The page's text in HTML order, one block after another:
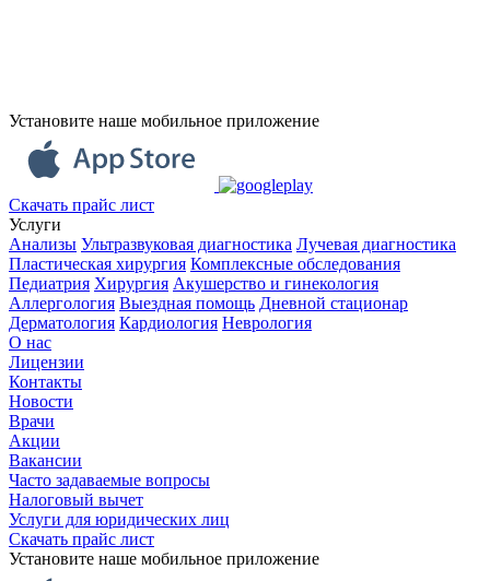
Установите наше мобильное приложение
Скачать прайс лист
Услуги
Анализы Ультразвуковая диагностика Лучевая диагностика
Пластическая хирургия Комплексные обследования
Педиатрия Хирургия Акушерство и гинекология
Аллергология Выездная помощь Дневной стационар
Дерматология Кардиология Неврология
О нас
Лицензии
Контакты
Новости
Врачи
Акции
Вакансии
Часто задаваемые вопросы
Налоговый вычет
Услуги для юридических лиц
Скачать прайс лист
Установите наше мобильное приложение